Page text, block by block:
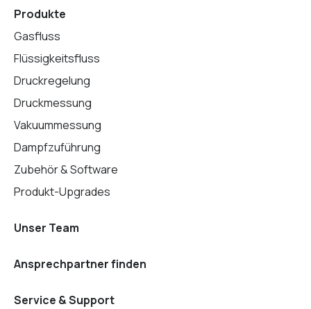
Produkte
Gasfluss
Flüssigkeitsfluss
Druckregelung
Druckmessung
Vakuummessung
Dampfzuführung
Zubehör & Software
Produkt-Upgrades
Unser Team
Ansprechpartner finden
Service & Support